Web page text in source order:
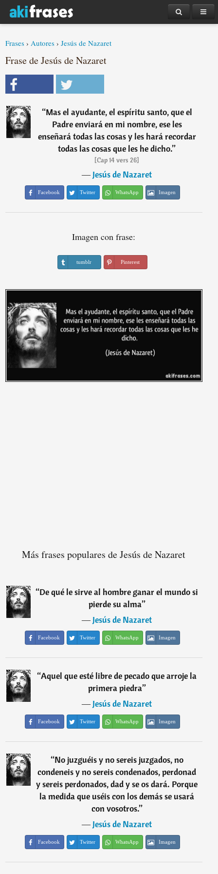
Frases ›Autores ›Jesús de Nazaret
Frase de Jesús de Nazaret
“Mas el ayudante, el espíritu santo, que el
Padre enviará en mi nombre, ese les
enseñará todas las cosas y les hará recordar
todas las cosas que les he dicho.”
[Cap 14 vers 26]
―Jesús de Nazaret
Facebook Twitter WhatsApp Imagen
Imagen con frase:
tumblr Pinterest
Más frases populares de Jesús de Nazaret
“De qué le sirve al hombre ganar el mundo si
pierde su alma”
―Jesús de Nazaret
Facebook Twitter WhatsApp Imagen
“Aquel que esté libre de pecado que arroje la
primera piedra”
―Jesús de Nazaret
Facebook Twitter WhatsApp Imagen
“No juzguéis y no sereis juzgados, no
condeneis y no sereis condenados, perdonad
y sereis perdonados, dad y se os dará. Porque
la medida que uséis con los demás se usará
con vosotros.”
―Jesús de Nazaret
Facebook Twitter WhatsApp Imagen